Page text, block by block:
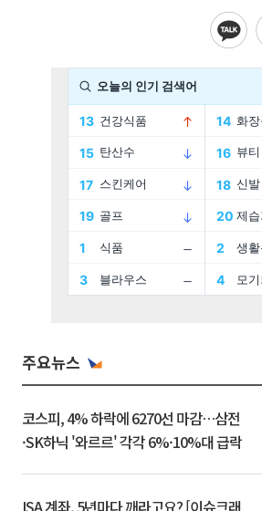
주요뉴스
코스피, 4% 하락에 6270선 마감…삼전
·SK하닉 '와르르' 각각 6%·10%대 급락
ISA 계좌, 5년마다 깨라고요? [이슈크래